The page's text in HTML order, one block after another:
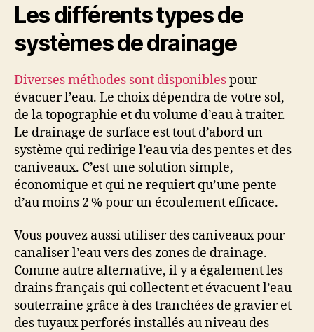
Les différents types de
systèmes de drainage
Diverses méthodes sont disponiblespour
évacuer l’eau. Le choix dépendra de votre sol,
de la topographie et du volume d’eau à traiter.
Le drainage de surface est tout d’abord un
système qui redirige l’eau via des pentes et des
caniveaux. C’est une solution simple,
économique et qui ne requiert qu’une pente
d’au moins 2 % pour un écoulement efficace.
Vous pouvez aussi utiliser des caniveaux pour
canaliser l’eau vers des zones de drainage.
Comme autre alternative, il y a également les
drains français qui collectent et évacuent l’eau
souterraine grâce à des tranchées de gravier et
des tuyaux perforés installés au niveau des